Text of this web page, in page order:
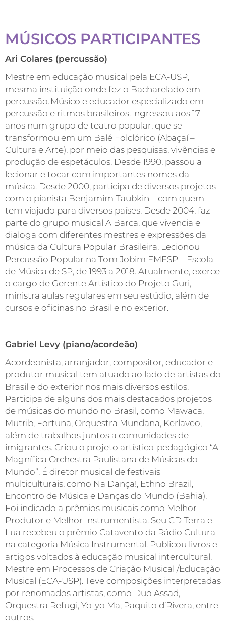
MÚSICOS PARTICIPANTES
Ari Colares (percussão)
Mestre em educação musical pela ECA-USP,
mesma instituição onde fez o Bacharelado em
percussão. Músico e educador especializado em
percussão e ritmos brasileiros. Ingressou aos 17
anos num grupo de teatro popular, que se
transformou em um Balé Folclórico (Abaçaí –
Cultura e Arte), por meio das pesquisas, vivências e
produção de espetáculos. Desde 1990, passou a
lecionar e tocar com importantes nomes da
música. Desde 2000, participa de diversos projetos
com o pianista Benjamim Taubkin – com quem
tem viajado para diversos países. Desde 2004, faz
parte do grupo musical A Barca, que vivencia e
dialoga com diferentes mestres e expressões da
música da Cultura Popular Brasileira. Lecionou
Percussão Popular na Tom Jobim EMESP – Escola
de Música de SP, de 1993 a 2018. Atualmente, exerce
o cargo de Gerente Artístico do Projeto Guri,
ministra aulas regulares em seu estúdio, além de
cursos e oficinas no Brasil e no exterior.
Gabriel Levy (piano/acordeão)
Acordeonista, arranjador, compositor, educador e
produtor musical tem atuado ao lado de artistas do
Brasil e do exterior nos mais diversos estilos.
Participa de alguns dos mais destacados projetos
de músicas do mundo no Brasil, como Mawaca,
Mutrib, Fortuna, Orquestra Mundana, Kerlaveo,
além de trabalhos juntos a comunidades de
imigrantes. Criou o projeto artístico-pedagógico “A
Magnífica Orchestra Paulistana de Músicas do
Mundo”. É diretor musical de festivais
multiculturais, como Na Dança!, Ethno Brazil,
Encontro de Música e Danças do Mundo (Bahia).
Foi indicado a prêmios musicais como Melhor
Produtor e Melhor Instrumentista. Seu CD Terra e
Lua recebeu o prêmio Catavento da Rádio Cultura
na categoria Música Instrumental. Publicou livros e
artigos voltados à educação musical intercultural.
Mestre em Processos de Criação Musical /Educação
Musical (ECA-USP). Teve composições interpretadas
por renomados artistas, como Duo Assad,
Orquestra Refugi, Yo-yo Ma, Paquito d’Rivera, entre
outros.